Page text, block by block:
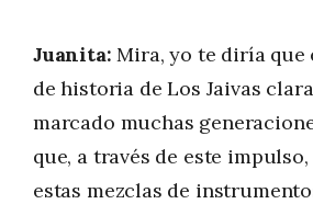
Juanita: Mira, yo te diría que
de historia de Los Jaivas
marcado muchas
que, a través de este
estas mezclas de